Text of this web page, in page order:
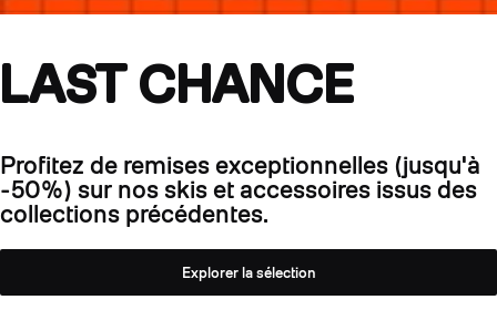
LAST CHANCE
Profitez de remises exceptionnelles (jusqu'à
-50%) sur nos skis et accessoires issus des
collections précédentes.
Explorer la sélection